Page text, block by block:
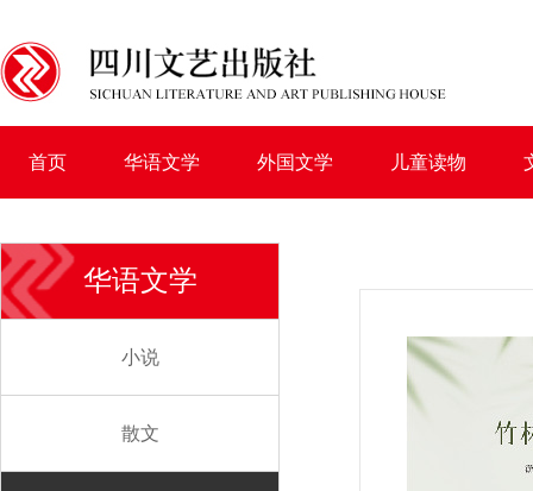
首页 华语文学 外国文学 儿童读物
华语文学
小说
散文